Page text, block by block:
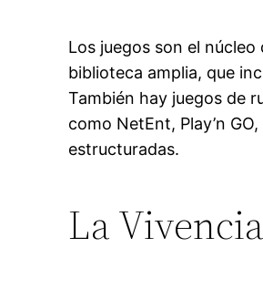
Los juegos son el
biblioteca amplia, que
También hay juegos de
como NetEnt, Play’n
estructuradas.
La